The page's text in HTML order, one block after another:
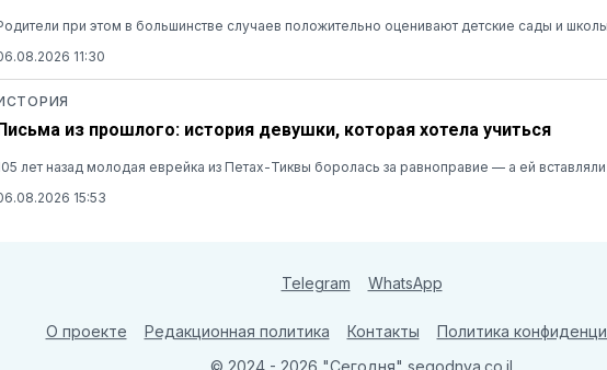
при этом в большинстве случаев положительно оценивают детские сады и
11:30
из прошлого: история девушки, которая хотела учиться
лет назад молодая еврейка из Петах-Тиквы боролась за равноправие — а ей вставляли
15:53
Telegram WhatsApp
О проекте Редакционная политика Контакты
Политика
© 2024 - 2026 "Сегодня" segodnya.co.il